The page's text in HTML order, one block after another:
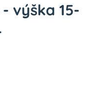
výška 15-